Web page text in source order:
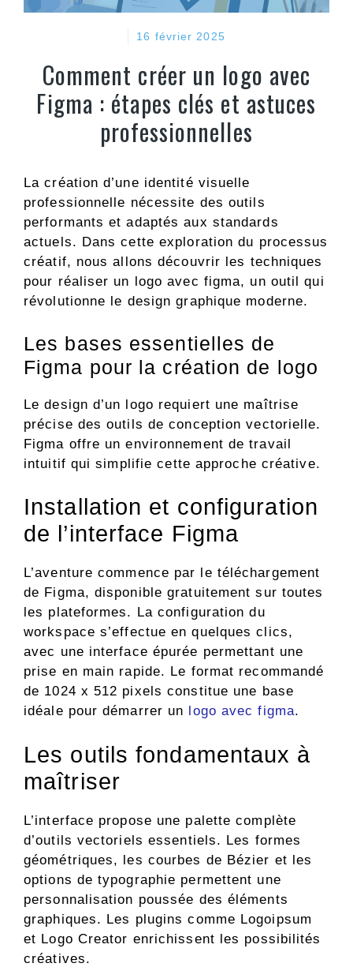
16 février 2025
Comment créer un logo avec
Figma : étapes clés et astuces
professionnelles
La création d’une identité visuelle
professionnelle nécessite des outils
performants et adaptés aux standards
actuels. Dans cette exploration du processus
créatif, nous allons découvrir les techniques
pour réaliser un logo avec figma, un outil qui
révolutionne le design graphique moderne.
Les bases essentielles de
Figma pour la création de logo
Le design d’un logo requiert une maîtrise
précise des outils de conception vectorielle.
Figma offre un environnement de travail
intuitif qui simplifie cette approche créative.
Installation et configuration
de l’interface Figma
L’aventure commence par le téléchargement
de Figma, disponible gratuitement sur toutes
les plateformes. La configuration du
workspace s’effectue en quelques clics,
avec une interface épurée permettant une
prise en main rapide. Le format recommandé
de 1024 x 512 pixels constitue une base
idéale pour démarrer un
logo avec figma.
Les outils fondamentaux à
maîtriser
L’interface propose une palette complète
d’outils vectoriels essentiels. Les formes
géométriques, les courbes de Bézier et les
options de typographie permettent une
personnalisation poussée des éléments
graphiques. Les plugins comme Logoipsum
et Logo Creator enrichissent les possibilités
créatives.